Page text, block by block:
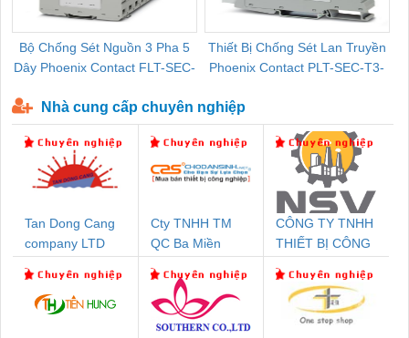
Bộ Chống Sét Nguồn 3 Pha 5
Dây Phoenix Contact FLT-SEC-
Thiết Bị Chống Sét Lan Truyền
Phoenix Contact PLT-SEC-T3-
Nhà cung cấp chuyên nghiệp
Tan Dong Cang
company LTD
Cty TNHH TM
QC Ba Miền
CÔNG TY TNHH
THIẾT BỊ CÔNG
SETSUBI VIỆT
NAM